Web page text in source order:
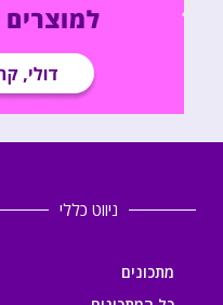
ניווט כללי
מתכונים